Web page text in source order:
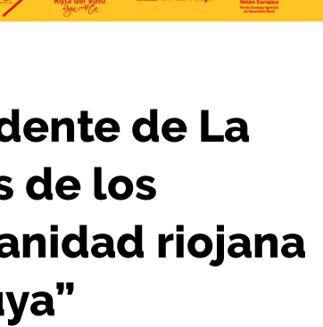
de La
de los
riojana